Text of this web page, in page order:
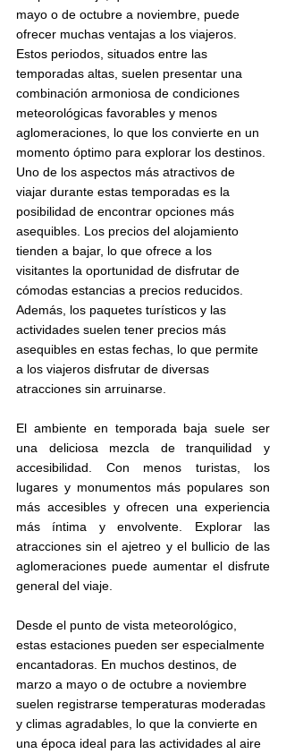
mayo o de octubre a noviembre, puede
ofrecer muchas ventajas a los viajeros.
Estos periodos, situados entre las
temporadas altas, suelen presentar una
combinación armoniosa de condiciones
meteorológicas favorables y menos
aglomeraciones, lo que los convierte en un
momento óptimo para explorar los destinos.
Uno de los aspectos más atractivos de
viajar durante estas temporadas es la
posibilidad de encontrar opciones más
asequibles. Los precios del alojamiento
tienden a bajar, lo que ofrece a los
visitantes la oportunidad de disfrutar de
cómodas estancias a precios reducidos.
Además, los paquetes turísticos y las
actividades suelen tener precios más
asequibles en estas fechas, lo que permite
a los viajeros disfrutar de diversas
atracciones sin arruinarse.
El ambiente en temporada baja suele ser
una deliciosa mezcla de tranquilidad y
accesibilidad. Con menos turistas, los
lugares y monumentos más populares son
más accesibles y ofrecen una experiencia
más íntima y envolvente. Explorar las
atracciones sin el ajetreo y el bullicio de las
aglomeraciones puede aumentar el disfrute
general del viaje.
Desde el punto de vista meteorológico,
estas estaciones pueden ser especialmente
encantadoras. En muchos destinos, de
marzo a mayo o de octubre a noviembre
suelen registrarse temperaturas moderadas
y climas agradables, lo que la convierte en
una época ideal para las actividades al aire